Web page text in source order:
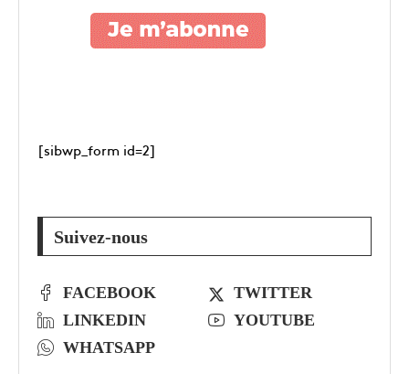
[sibwp_form id=2]
Suivez-nous
FACEBOOK
TWITTER
LINKEDIN
YOUTUBE
WHATSAPP